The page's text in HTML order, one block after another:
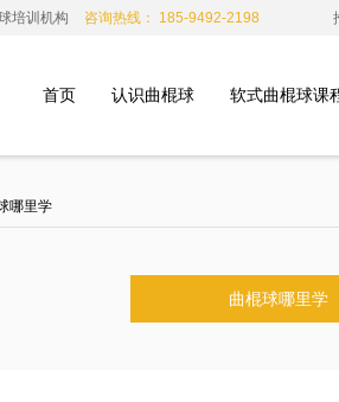
培训机构 咨询热线： 185-9492-2198
首页 认识曲棍球 软式曲棍球课
哪里学
曲棍球哪里学